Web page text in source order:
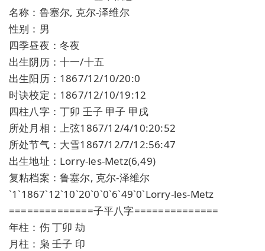
名称：鲁塞尔, 克尔-泽维尔
性别：男
四季昼夜：冬夜
出生阴历：十一/十五
出生阳历：1867/12/10/20:0
时诀校定：1867/12/10/19:12
四柱八字：丁卯 壬子 甲子 甲戌
所处月相：上弦1867/12/4/10:20:52
所处节气：大雪1867/12/7/12:56:47
出生地址：Lorry-les-Metz(6,49)
复粘档案：鲁塞尔, 克尔-泽维尔
`1`1867`12`10`20`0`0`6`49`0`Lorry-les-Metz
==============子平八字==============
年柱：伤 丁卯 劫
月柱：枭 壬子 印